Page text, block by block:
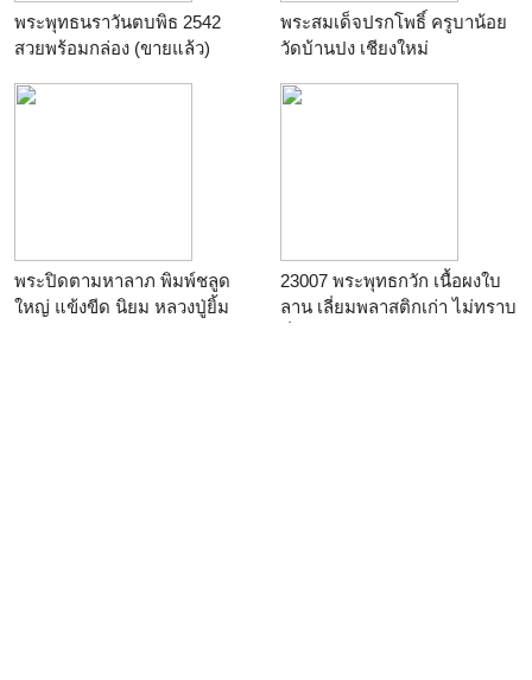
พระพุทธนราวันตบพิธ 2542
สวยพร้อมกล่อง (ขายแล้ว)
พระสมเด็จปรกโพธิ์ ครูบาน้อย
วัดบ้านปง เชียงใหม่
พระปิดตามหาลาภ พิมพ์ชลูด
ใหญ่ แข้งขีด นิยม หลวงปู่ยิ้ม
23007 พระพุทธกวัก เนื้อผงใบ
ลาน เลี่ยมพลาสติกเก่า ไม่ทราบ